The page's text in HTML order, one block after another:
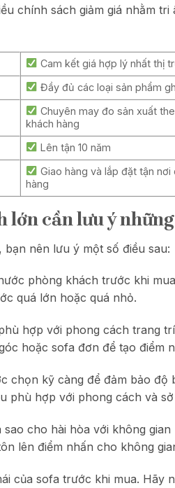
chính sách giảm giá nhằm
Cam kết giá hợp lý nhất thị
Đầy đủ các loại sản phẩm
Chuyên may đo sản xuất
khách hàng
Lên tận 10 năm
Giao hàng và lắp đặt tận nơi
hàng
lớn cần lưu ý
, bạn nên lưu ý một số điều sau:
phòng khách trước khi
quá lớn hoặc quá nhỏ.
hợp với phong cách trang
hoặc sofa đơn để tạo điểm
chọn kỹ càng để đảm bảo
phù hợp với phong cách và
sao cho hài hòa với không
lên điểm nhấn cho không
của sofa trước khi mua. Hãy